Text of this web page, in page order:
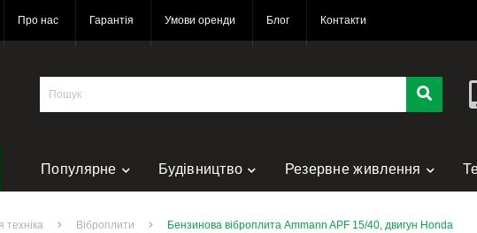
Про нас Гарантія Умови оренди Блог Контакти
Популярне Будівництво Резервне живлення
техніка Віброплити Бензинова віброплита Ammann APF 15/40, двигун Honda